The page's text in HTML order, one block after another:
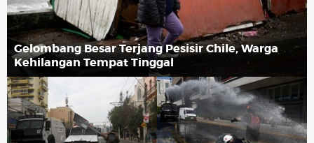
Gelombang Besar Terjang Pesisir Chile, Warga
Kehilangan Tempat Tinggal